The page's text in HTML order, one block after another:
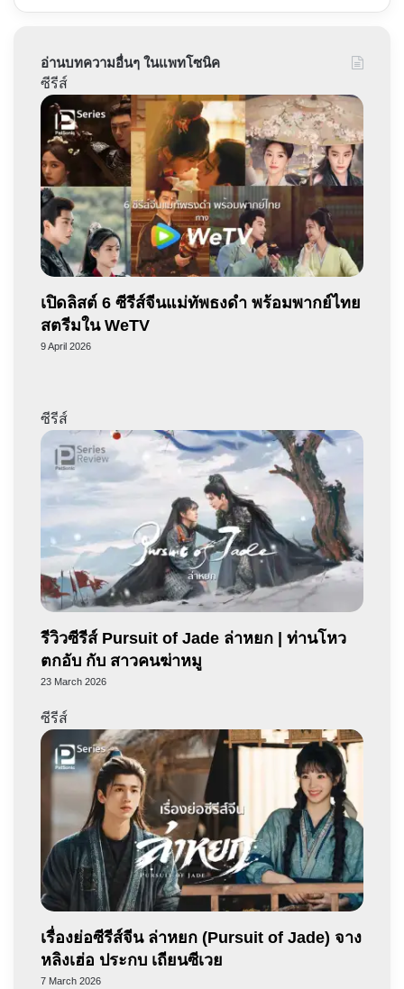
อ่านบทความอื่นๆ ในแพทโซนิค
ซีรีส์
เปิดลิสต์ 6 ซีรีส์จีนแม่ทัพธงดำ พร้อมพากย์ไทย
สตรีมใน WeTV
9 April 2026
ซีรีส์
รีวิวซีรีส์ Pursuit of Jade ล่าหยก | ท่านโหว
ตกอับ กับ สาวคนฆ่าหมู
23 March 2026
ซีรีส์
เรื่องย่อซีรีส์จีน ล่าหยก (Pursuit of Jade) จาง
หลิงเฮ่อ ประกบ เถียนซีเวย
7 March 2026